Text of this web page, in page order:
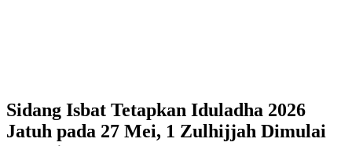
Sidang Isbat Tetapkan Iduladha 2026
Jatuh pada 27 Mei, 1 Zulhijjah Dimulai